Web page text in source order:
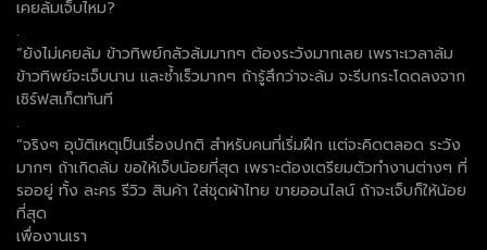
เคยล้มเจ็บไหม?
.
“ยังไม่เคยล้ม ข้าวทิพย์กลัวล้มมากๆ ต้องระวังมากเลย เพราะเวลาล้ม
ข้าวทิพย์จะเจ็บนาน และช้ำเร็วมากๆ ถ้ารู้สึกว่าจะล้ม จะรีบกระโดดลงจาก
เซิร์ฟสเก็ตทันที
.
“จริงๆ อุบัติเหตุเป็นเรื่องปกติ สำหรับคนที่เริ่มฝึก แต่จะคิดตลอด ระวัง
มากๆ ถ้าเกิดล้ม ขอให้เจ็บน้อยที่สุด เพราะต้องเตรียมตัวทำงานต่างๆ ที่
รออยู่ ทั้ง ละคร รีวิว สินค้า ใส่ชุดผ้าไทย ขายออนไลน์ ถ้าจะเจ็บก็ให้น้อย
ที่สุด
เพื่องานเรา